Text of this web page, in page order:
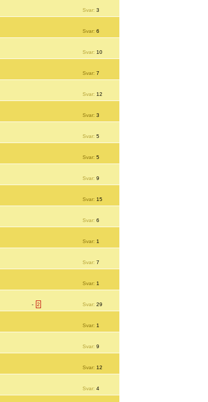
Svar: 3
Svar: 6
Svar: 10
Svar: 7
Svar: 12
Svar: 3
Svar: 5
Svar: 5
Svar: 9
Svar: 15
Svar: 6
Svar: 1
Svar: 7
Svar: 1
- 2 Svar: 29
Svar: 1
Svar: 9
Svar: 12
Svar: 4